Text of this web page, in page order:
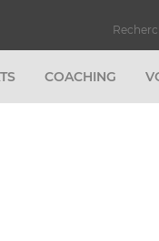
COACHING